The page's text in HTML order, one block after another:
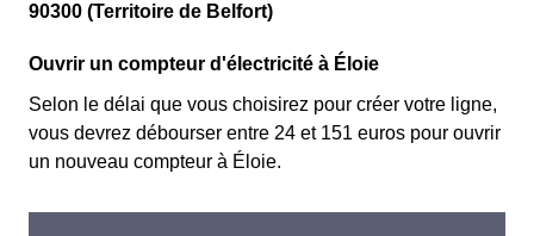
90300 (Territoire de Belfort)
Ouvrir un compteur d'électricité à Éloie
Selon le délai que vous choisirez pour créer votre ligne,
vous devrez débourser entre 24 et 151 euros pour ouvrir
un nouveau compteur à Éloie.